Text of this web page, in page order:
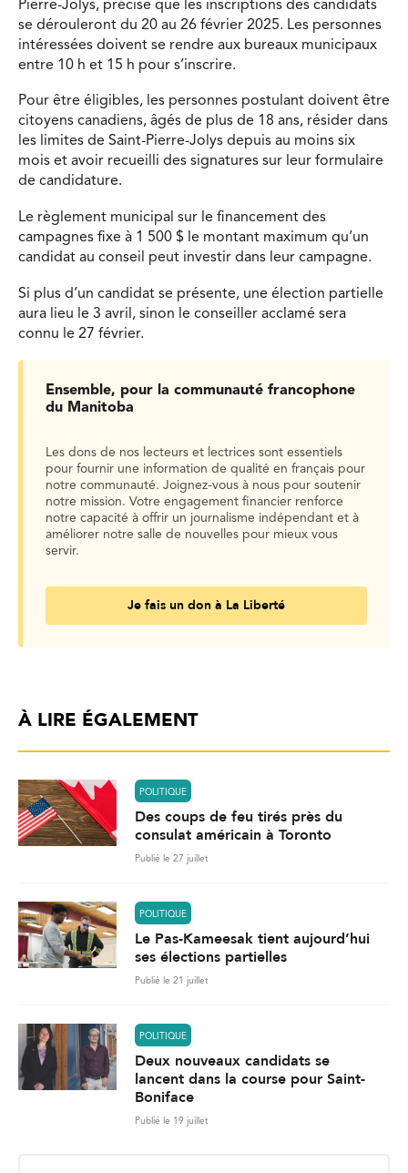
Pierre-Jolys, précise que les inscriptions des candidats
se dérouleront du 20 au 26 février 2025. Les personnes
intéressées doivent se rendre aux bureaux municipaux
entre 10 h et 15 h pour s’inscrire.
Pour être éligibles, les personnes postulant doivent être
citoyens canadiens, âgés de plus de 18 ans, résider dans
les limites de Saint-Pierre-Jolys depuis au moins six
mois et avoir recueilli des signatures sur leur formulaire
de candidature.
Le règlement municipal sur le financement des
campagnes fixe à 1 500 $ le montant maximum qu’un
candidat au conseil peut investir dans leur campagne.
Si plus d’un candidat se présente, une élection partielle
aura lieu le 3 avril, sinon le conseiller acclamé sera
connu le 27 février.
Ensemble, pour la communauté francophone
du Manitoba
Les dons de nos lecteurs et lectrices sont essentiels
pour fournir une information de qualité en français pour
notre communauté. Joignez-vous à nous pour soutenir
notre mission. Votre engagement financier renforce
notre capacité à offrir un journalisme indépendant et à
améliorer notre salle de nouvelles pour mieux vous
servir.
Je fais un don à La Liberté
À LIRE ÉGALEMENT
POLITIQUE
Des coups de feu tirés près du
consulat américain à Toronto
Publié le 27 juillet
POLITIQUE
Le Pas-Kameesak tient aujourd’hui
ses élections partielles
Publié le 21 juillet
POLITIQUE
Deux nouveaux candidats se
lancent dans la course pour Saint-
Boniface
Publié le 19 juillet